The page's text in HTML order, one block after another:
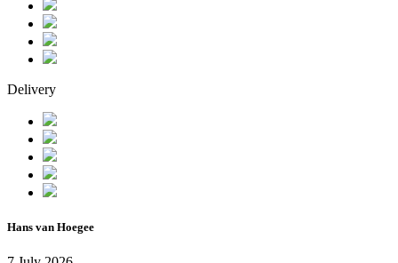
Delivery
Hans van Hoegee